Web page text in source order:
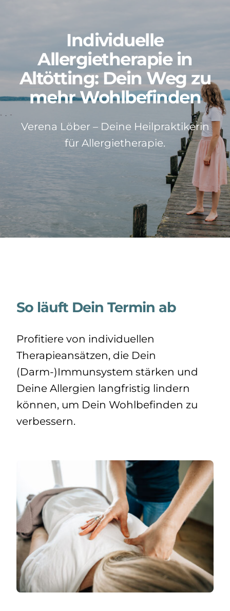
Neuigkeiten
Kontakt
Impressum
Individuelle
Allergietherapie in
Altötting: Dein Weg zu
mehr Wohlbefinden
Verena Löber – Deine Heilpraktikerin
für Allergietherapie.
So läuft Dein Termin ab
Profitiere von individuellen
Therapieansätzen, die Dein
(Darm-)Immunsystem stärken und
Deine Allergien langfristig lindern
können, um Dein Wohlbefinden zu
verbessern.